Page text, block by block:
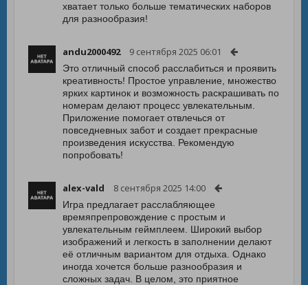
хватает только больше тематических наборов
для разнообразия!
andu2000492 9 сентября 2025 06:01
Это отличный способ расслабиться и проявить
креативность! Простое управление, множество
ярких картинок и возможность раскрашивать по
номерам делают процесс увлекательным.
Приложение помогает отвлечься от
повседневных забот и создает прекрасные
произведения искусства. Рекомендую
попробовать!
alex-vald 8 сентября 2025 14:00
Игра предлагает расслабляющее
времяпрепровождение с простым и
увлекательным геймплеем. Широкий выбор
изображений и легкость в заполнении делают
её отличным вариантом для отдыха. Однако
иногда хочется больше разнообразия и
сложных задач. В целом, это приятное